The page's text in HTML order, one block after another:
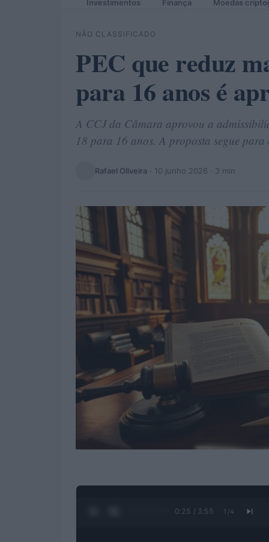
Investimentos Finança Moedas
NÃO CLASSIFICADO
PEC que reduz
para 16 anos é
A CCJ da Câmara aprovou a
18 para 16 anos. A proposta segue para
Rafael Oliveira · 10 junho 2026 · 3 min
0:26 / 3:55 1 /4